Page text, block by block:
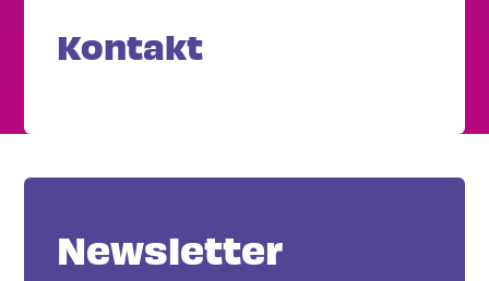
Kontakt
Newsletter